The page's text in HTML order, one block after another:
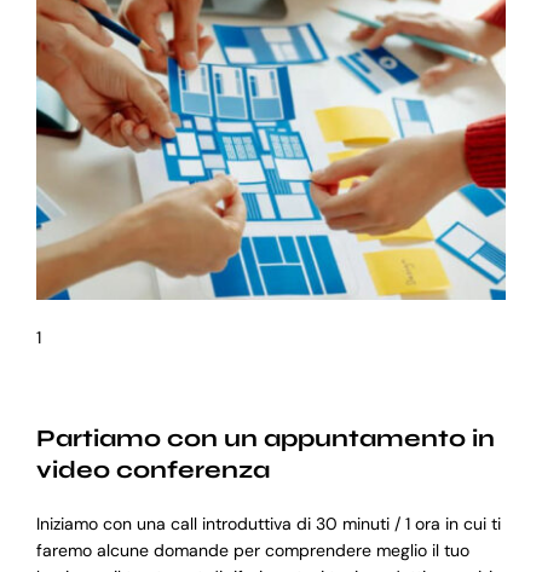
1
Partiamo con un appuntamento in
video conferenza
Iniziamo con una call introduttiva di 30 minuti / 1 ora in cui ti
faremo alcune domande per comprendere meglio il tuo